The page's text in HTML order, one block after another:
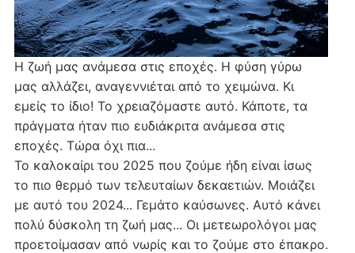
Η ζωή μας ανάμεσα στις εποχές. Η φύση γύρω
μας αλλάζει, αναγεννιέται από το χειμώνα. Κι
εμείς το ίδιο! Το χρειαζόμαστε αυτό. Κάποτε, τα
πράγματα ήταν πιο ευδιάκριτα ανάμεσα στις
εποχές. Τώρα όχι πια...
Το καλοκαίρι του 2025 που ζούμε ήδη είναι ίσως
το πιο θερμό των τελευταίων δεκαετιών. Μοιάζει
με αυτό του 2024... Γεμάτο καύσωνες. Αυτό κάνει
πολύ δύσκολη τη ζωή μας... Οι μετεωρολόγοι μας
προετοίμασαν από νωρίς και το ζούμε στο έπακρο.